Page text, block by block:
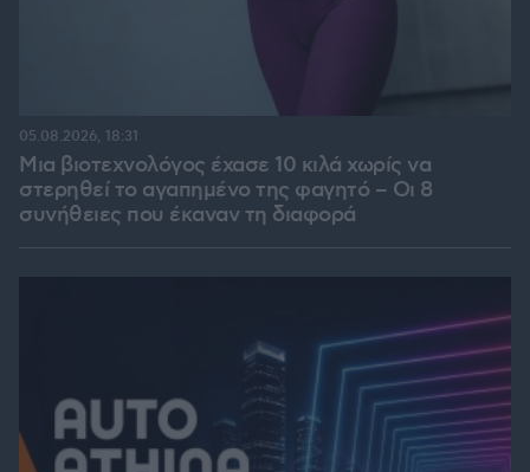
Μια βιοτεχνολόγος έχασε 10 κιλά χωρίς να
στερηθεί το αγαπημένο της φαγητό – Οι 8
συνήθειες που έκαναν τη διαφορά
05.08.2026, 18:31